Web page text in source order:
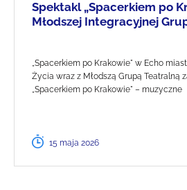
Spektakl „Spacerkiem po
Młodszej Integracyjnej
„Spacerkiem po Krakowie" w Echo
Życia wraz z Młodszą Grupą Teatralną
„Spacerkiem po Krakowie" – muzyczne
15 maja 2026